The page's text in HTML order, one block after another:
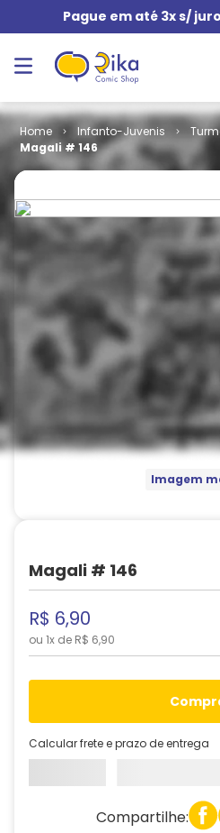
Pague em até 3x s/
Infanto-Juvenis
Magali # 146
Imagem
Magali # 146
R$ 6,90
ou 1x de R$ 6,90
Calcular frete e prazo de entrega
Compartilhe: